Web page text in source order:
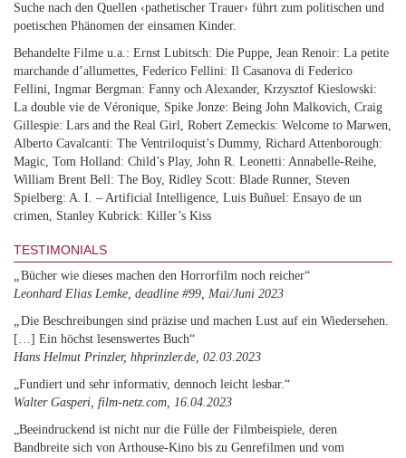
Suche nach den Quellen ‹pathetischer Trauer› führt zum politischen und
poetischen Phänomen der einsamen Kinder.
Behandelte Filme u.a.: Ernst Lubitsch: Die Puppe, Jean Renoir: La petite
marchande d’allumettes, Federico Fellini: Il Casanova di Federico
Fellini, Ingmar Bergman: Fanny och Alexander, Krzysztof Kieslowski:
La double vie de Véronique, Spike Jonze: Being John Malkovich, Craig
Gillespie: Lars and the Real Girl, Robert Zemeckis: Welcome to Marwen,
Alberto Cavalcanti: The Ventriloquist’s Dummy, Richard Attenborough:
Magic, Tom Holland: Child’s Play, John R. Leonetti: Annabelle-Reihe,
William Brent Bell: The Boy, Ridley Scott: Blade Runner, Steven
Spielberg: A. I. – Artificial Intelligence, Luis Buñuel: Ensayo de un
crimen, Stanley Kubrick: Killer’s Kiss
TESTIMONIALS
„Bücher wie dieses machen den Horrorfilm noch reicher“
Leonhard Elias Lemke, deadline #99, Mai/Juni 2023
„Die Beschreibungen sind präzise und machen Lust auf ein Wiedersehen.
[…] Ein höchst lesenswertes Buch“
Hans Helmut Prinzler, hhprinzler.de, 02.03.2023
„Fundiert und sehr informativ, dennoch leicht lesbar.“
Walter Gasperi, film-netz.com, 16.04.2023
„Beeindruckend ist nicht nur die Fülle der Filmbeispiele, deren
Bandbreite sich von Arthouse-Kino bis zu Genrefilmen und vom